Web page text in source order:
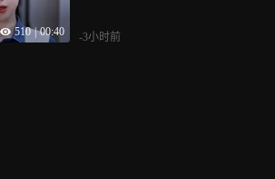
510 | 00:40 -3小时前